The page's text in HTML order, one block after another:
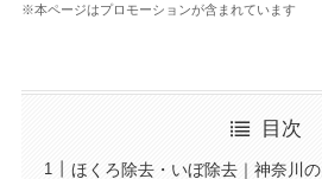
※本ページはプロモーションが含まれています
目次
ほくろ除去・いぼ除去｜神奈川